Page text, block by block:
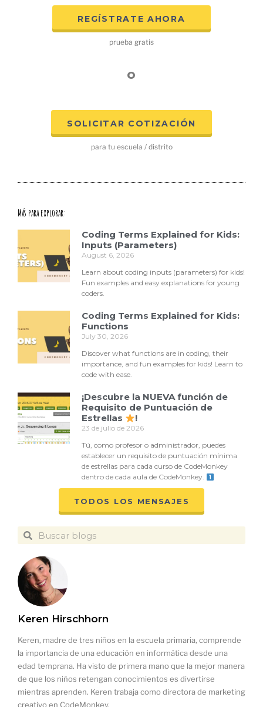
TODOS LOS MENSAJES
Keren Hirschhorn
Keren, madre de tres niños en la escuela primaria, comprende
la importancia de una educación en informática desde una
edad temprana. Ha visto de primera mano que la mejor manera
de que los niños retengan conocimientos es divertirse
mientras aprenden. Keren trabaja como directora de marketing
creativo en CodeMonkey.
REGÍSTRATE AHORA
prueba gratis
o
SOLICITAR COTIZACIÓN
para tu escuela / distrito
Más para explorar:
Coding Terms Explained for Kids:
Inputs (Parameters)
August 6, 2026
Learn about coding inputs (parameters) for kids!
Fun examples and easy explanations for young
coders.
Coding Terms Explained for Kids:
Functions
July 30, 2026
Discover what functions are in coding, their
importance, and fun examples for kids! Learn to
code with ease.
¡Descubre la NUEVA función de
Requisito de Puntuación de
Estrellas
!
23 de julio de 2026
Tú, como profesor o administrador, puedes
establecer un requisito de puntuación mínima
de estrellas para cada curso de CodeMonkey
dentro de cada aula de CodeMonkey.